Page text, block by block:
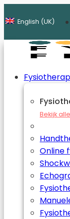
English (UK)
Bekijk alle
Online